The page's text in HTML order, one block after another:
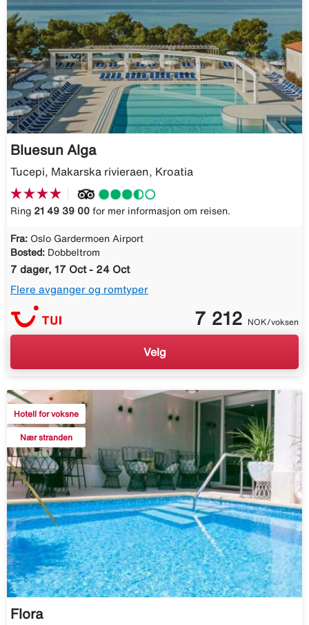
Bluesun Alga
Tucepi, Makarska rivieraen, Kroatia
Ring 21 49 39 00 for mer informasjon om reisen.
Fra: Oslo Gardermoen Airport
Bosted: Dobbeltrom
7 dager, 17 Oct - 24 Oct
Flere avganger og romtyper
7 212 NOK/voksen
Velg
Hotell for voksne
Nær stranden
Flora